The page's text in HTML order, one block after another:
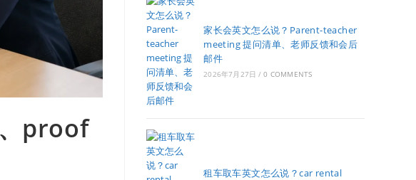
proof
家长会英文怎么说？Parent-teacher
meeting 提问清单、老师反馈和会后
邮件
2026年7月27日 / 0 COMMENTS
租车取车英文怎么说？car rental